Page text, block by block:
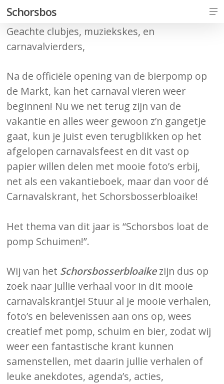
Skip
main
content
Schorsbos
Geachte clubjes, muziekskes, en
carnavalvierders,
Na de officiële opening van de bierpomp op
de Markt, kan het carnaval vieren weer
beginnen! Nu we net terug zijn van de
vakantie en alles weer gewoon z’n gangetje
gaat, kun je juist even terugblikken op het
afgelopen carnavalsfeest en dit vast op
papier willen delen met mooie foto’s erbij,
net als een vakantieboek, maar dan voor dé
Carnavalskrant, het Schorsbosserbloaike!
Het thema van dit jaar is “Schorsbos loat de
pomp Schuimen!”.
Wij van het Schorsbosserbloaikezijn dus op
zoek naar jullie verhaal voor in dit mooie
carnavalskrantje! Stuur al je mooie verhalen,
foto’s en belevenissen aan ons op, wees
creatief met pomp, schuim en bier, zodat wij
weer een fantastische krant kunnen
samenstellen, met daarin jullie verhalen of
leuke anekdotes, agenda’s, acties,